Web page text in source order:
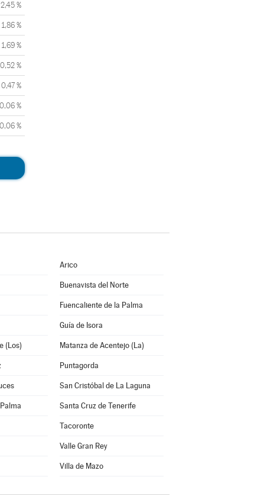
2,45 %
1,86 %
1,69 %
0,52 %
0,47 %
0,06 %
0,06 %
Arico
Buenavista del Norte
Fuencaliente de la Palma
Guía de Isora
(Los) Matanza de Acentejo (La)
Puntagorda
San Cristóbal de La Laguna
Santa Cruz de Tenerife
Tacoronte
Valle Gran Rey
Villa de Mazo